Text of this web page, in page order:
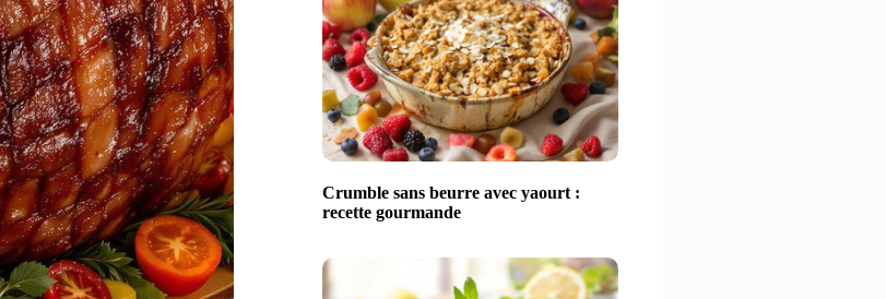
Crumble sans beurre avec yaourt :
recette gourmande